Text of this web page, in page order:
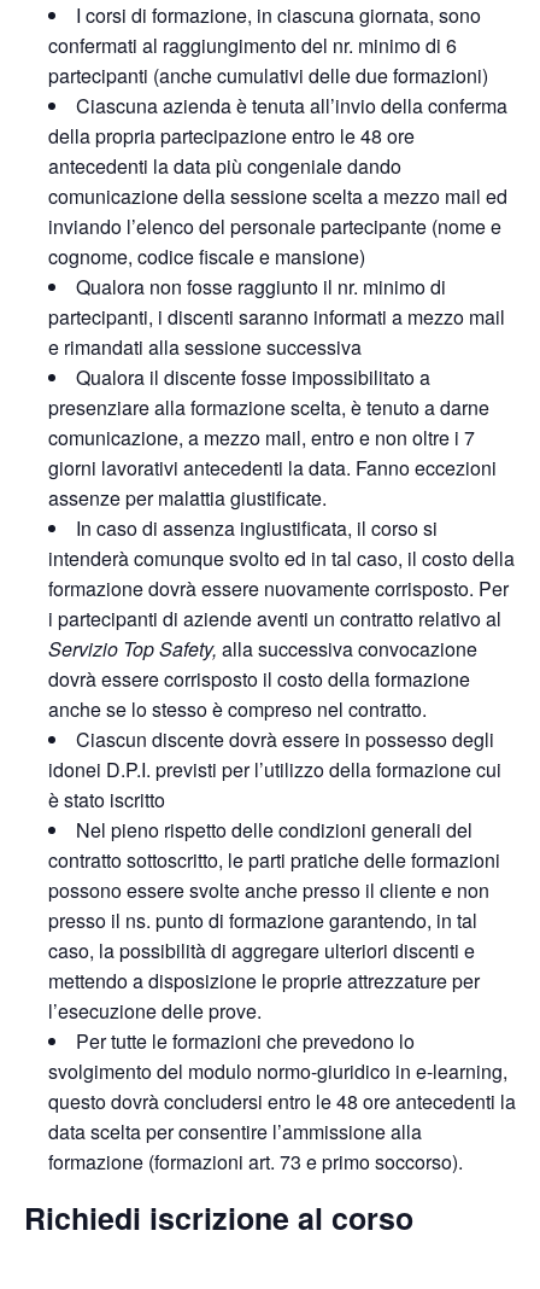
I corsi di formazione, in ciascuna giornata, sono
confermati al raggiungimento del nr. minimo di 6
partecipanti (anche cumulativi delle due formazioni)
Ciascuna azienda è tenuta all’invio della conferma
della propria partecipazione entro le 48 ore
antecedenti la data più congeniale dando
comunicazione della sessione scelta a mezzo mail ed
inviando l’elenco del personale partecipante (nome e
cognome, codice fiscale e mansione)
Qualora non fosse raggiunto il nr. minimo di
partecipanti, i discenti saranno informati a mezzo mail
e rimandati alla sessione successiva
Qualora il discente fosse impossibilitato a
presenziare alla formazione scelta, è tenuto a darne
comunicazione, a mezzo mail, entro e non oltre i 7
giorni lavorativi antecedenti la data. Fanno eccezioni
assenze per malattia giustificate.
In caso di assenza ingiustificata, il corso si
intenderà comunque svolto ed in tal caso, il costo della
formazione dovrà essere nuovamente corrisposto. Per
i partecipanti di aziende aventi un contratto relativo al
Servizio Top Safety, alla successiva convocazione
dovrà essere corrisposto il costo della formazione
anche se lo stesso è compreso nel contratto.
Ciascun discente dovrà essere in possesso degli
idonei D.P.I. previsti per l’utilizzo della formazione cui
è stato iscritto
Nel pieno rispetto delle condizioni generali del
contratto sottoscritto, le parti pratiche delle formazioni
possono essere svolte anche presso il cliente e non
presso il ns. punto di formazione garantendo, in tal
caso, la possibilità di aggregare ulteriori discenti e
mettendo a disposizione le proprie attrezzature per
l’esecuzione delle prove.
Per tutte le formazioni che prevedono lo
svolgimento del modulo normo-giuridico in e-learning,
questo dovrà concludersi entro le 48 ore antecedenti la
data scelta per consentire l’ammissione alla
formazione (formazioni art. 73 e primo soccorso).
Richiedi iscrizione al corso